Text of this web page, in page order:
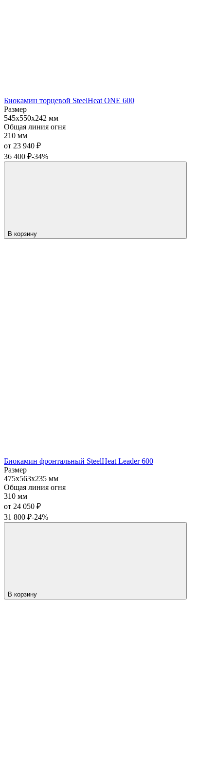
Биокамин торцевой SteelHeat ONE 600
Размер
545x550x242 мм
Общая линия огня
210 мм
от 23 940 ₽
36 400 ₽-34%
В корзину
Биокамин фронтальный SteelHeat Leader 600
Размер
475x563x235 мм
Общая линия огня
310 мм
от 24 050 ₽
31 800 ₽-24%
В корзину